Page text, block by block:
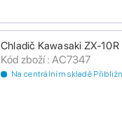
Chladič Kawasaki ZX-
Kód zboží : AC7347
Na centrálním skladě